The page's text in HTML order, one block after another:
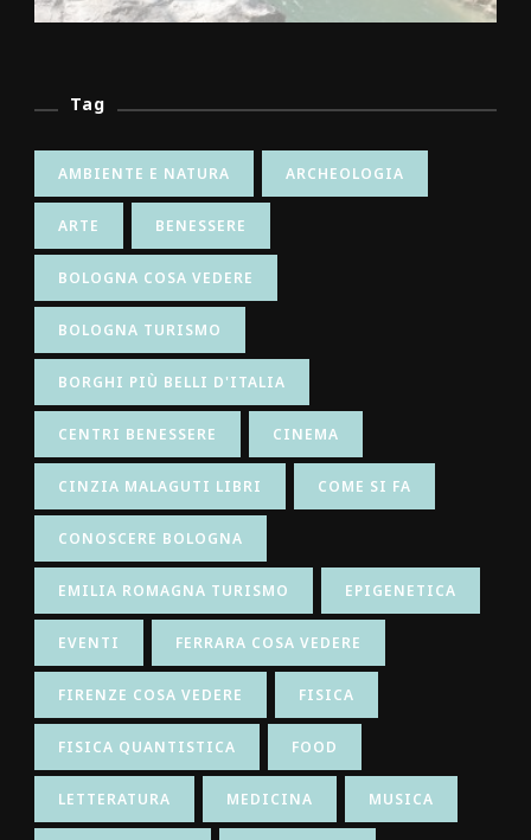
Tag
AMBIENTE E NATURA ARCHEOLOGIA
ARTE BENESSERE
BOLOGNA COSA VEDERE
BOLOGNA TURISMO
BORGHI PIÙ BELLI D'ITALIA
CENTRI BENESSERE CINEMA
CINZIA MALAGUTI LIBRI COME SI FA
CONOSCERE BOLOGNA
EMILIA ROMAGNA TURISMO EPIGENETICA
EVENTI FERRARA COSA VEDERE
FIRENZE COSA VEDERE FISICA
FISICA QUANTISTICA FOOD
LETTERATURA MEDICINA MUSICA